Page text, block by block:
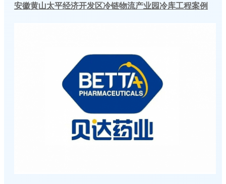
安徽黄山太平经济开发区冷链物流产业园冷库工程案例